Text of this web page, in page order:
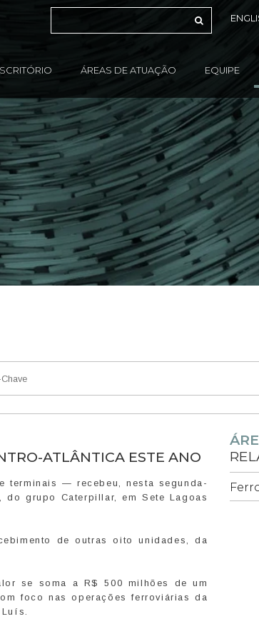
ÁREAS DE ATUAÇÃO EQUIPE
ATLÂNTICA ESTE ANO
— recebeu, nesta segunda-
grupo Caterpillar, em Sete Lagoas
de outras oito unidades, da
se soma a R$ 500 milhões de um
foco nas operações ferroviárias da